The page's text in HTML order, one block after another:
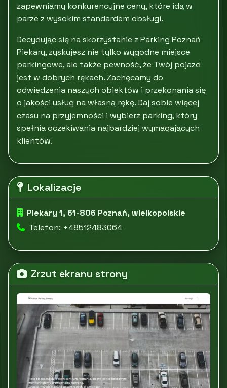
zapewniamy konkurencyjne ceny, które idą w
parze z wysokim standardem obsługi.
Decydując się na skorzystanie z Parking Poznań
Piekary, zyskujesz nie tylko wygodne miejsce
parkingowe, ale także pewność, że Twój pojazd
jest w dobrych rękach. Zachęcamy do
odwiedzenia naszych obiektów i przekonania się
o jakości usług na własną rękę. Daj sobie więcej
czasu na przyjemności i wybierz parking, który
spełnia oczekiwania najbardziej wymagających
klientów.
Lokalizacje
Piekary 1, 61-806 Poznań, wielkopolskie
Telefon: +48512483064
Zrzut ekranu strony